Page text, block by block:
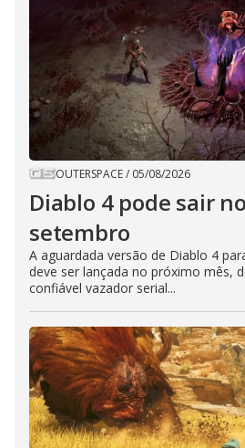
OUTERSPACE/ 05/08/2026
Diablo 4 pode sair
setembro
A aguardada versão de Diablo 4
deve ser lançada no próximo mês,
confiável vazador serial...